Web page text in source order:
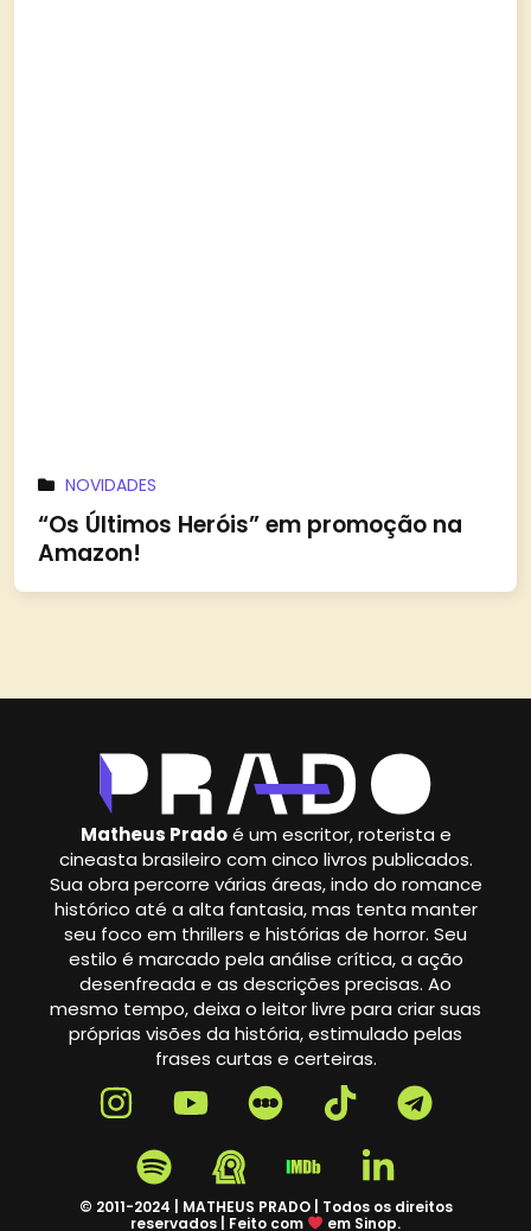
NOVIDADES
“Os Últimos Heróis” em promoção na
Amazon!
Matheus Pradoé um escritor, roterista e
cineasta brasileiro com cinco livros publicados.
Sua obra percorre várias áreas, indo do romance
histórico até a alta fantasia, mas tenta manter
seu foco em thrillers e histórias de horror. Seu
estilo é marcado pela análise crítica, a ação
desenfreada e as descrições precisas. Ao
mesmo tempo, deixa o leitor livre para criar suas
próprias visões da história, estimulado pelas
frases curtas e certeiras.
© 2011-2024 | MATHEUS PRADO | Todos os direitos
reservados | Feito com
em Sinop.